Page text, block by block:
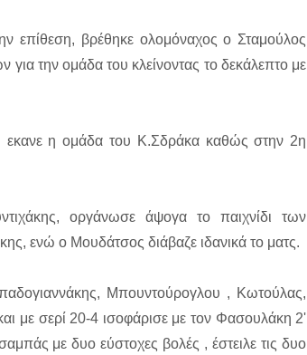
επίθεση, βρέθηκε ολομόναχος ο Σταμούλος
την ομάδα του κλείνοντας το δεκάλεπτο με
εκανε η ομάδα του Κ.Σδράκα καθώς στην 2η
οργάνωσε άψογα το παιχνίδι των
ενώ ο Μουδάτσος διάβαζε ιδανικά το ματς.
Μπουντούρογλου , Κωτούλας,
με σερί 20-4 ισοφάρισε με τον Φασουλάκη 2'
με δυο εύστοχες βολές , έστειλε τις δυο